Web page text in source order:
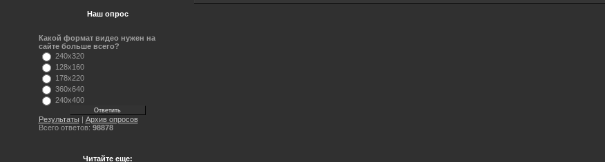
Наш опрос
Какой формат видео нужен на
сайте больше всего?
240x320
128x160
178x220
360x640
240x400
Результаты | Архив опросов
Всего ответов: 98878
Читайте еще: